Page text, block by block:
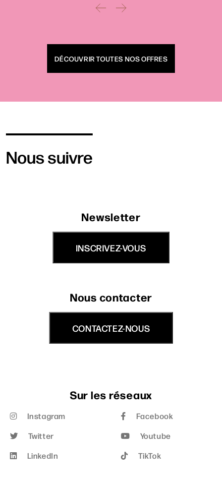
DÉCOUVRIR TOUTES NOS OFFRES
Nous suivre
Newsletter
INSCRIVEZ-VOUS
Nous contacter
CONTACTEZ-NOUS
Sur les réseaux
Instagram
Facebook
Twitter
Youtube
LinkedIn
TikTok
Rechercher